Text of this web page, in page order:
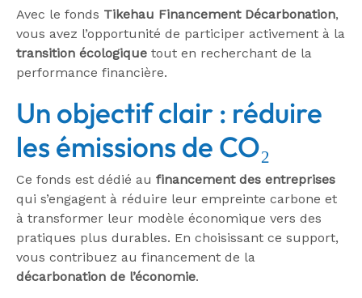
Avec le fonds Tikehau Financement Décarbonation,
vous avez l’opportunité de participer activement à la
transition écologique tout en recherchant de la
performance financière.
Un objectif clair : réduire
les émissions de CO₂
Ce fonds est dédié au financement des entreprises
qui s’engagent à réduire leur empreinte carbone et
à transformer leur modèle économique vers des
pratiques plus durables. En choisissant ce support,
vous contribuez au financement de la
décarbonation de l’économie.